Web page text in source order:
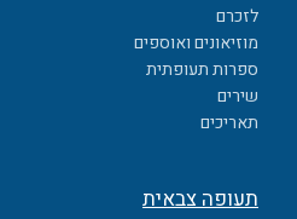
לזכרם
מוזיאונים ואוספים
ספרות תעופתית
שירים
תאריכים
תעופה צבאית